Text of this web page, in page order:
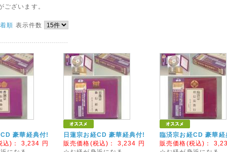
ございます。
順 表示件数
豪華経典付!
込)： 3,234 円
日蓮宗お経CD 豪華経典付!
販売価格(税込)： 3,234 円
臨済宗お経CD 豪華経
販売価格(税込)：